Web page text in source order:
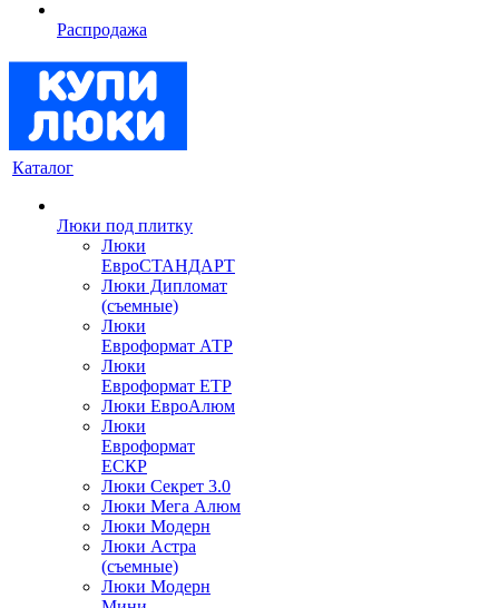
Распродажа
Каталог
Люки под плитку
Люки
ЕвроСТАНДАРТ
Люки Дипломат
(съемные)
Люки
Евроформат АТР
Люки
Евроформат ЕТР
Люки ЕвроАлюм
Люки
Евроформат
ЕСКР
Люки Секрет 3.0
Люки Мега Алюм
Люки Модерн
Люки Астра
(съемные)
Люки Модерн